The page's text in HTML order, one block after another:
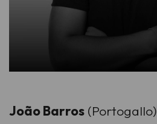
João Barros (Portogallo)